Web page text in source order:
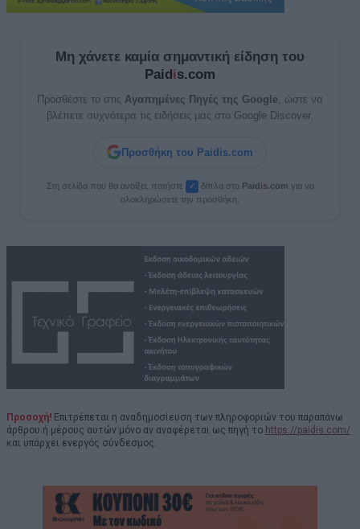
Μη χάνετε καμία σημαντική είδηση του
Paidis.com
Προσθέστε το στις Αγαπημένες Πηγές της Google , ώστε να
βλέπετε συχνότερα τις ειδήσεις μας στο Google Discover.
Προσθήκη του Paidis.com
Στη σελίδα που θα ανοίξει, πατήστε ✓ δίπλα στο Paidis.com για να
ολοκληρώσετε την προσθήκη.
Προσοχή! Επιτρέπεται η αναδημοσίευση των πληροφοριών του παραπάνω
άρθρου ή μέρους αυτών μόνο αν αναφέρεται ως πηγή το https://paidis.com/
και υπάρχει ενεργός σύνδεσμος.